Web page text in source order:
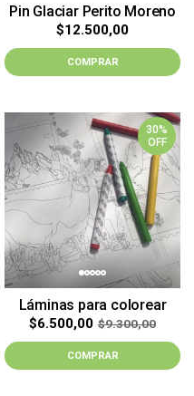
Pin Glaciar Perito Moreno
$12.500,00
COMPRAR
30%
OFF
Láminas para colorear
$6.500,00 $9.300,00
COMPRAR